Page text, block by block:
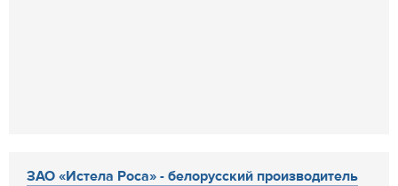
ЗАО «Истела Роса» - белорусский производитель